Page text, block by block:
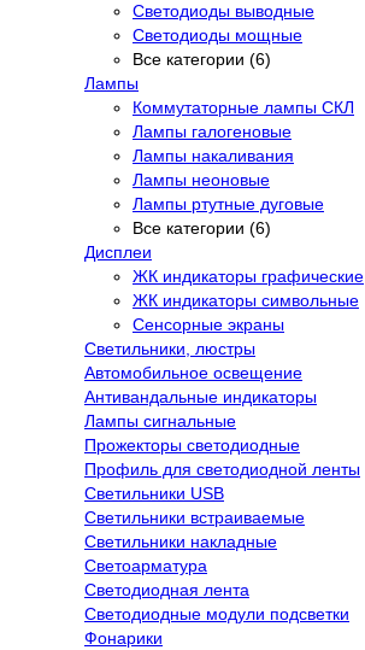
Светодиоды выводные
Светодиоды мощные
Все категории (6)
Лампы
Коммутаторные лампы СКЛ
Лампы галогеновые
Лампы накаливания
Лампы неоновые
Лампы ртутные дуговые
Все категории (6)
Дисплеи
ЖК индикаторы графические
ЖК индикаторы символьные
Сенсорные экраны
Cветильники, люстры
Автомобильное освещение
Антивандальные индикаторы
Лампы сигнальные
Прожекторы светодиодные
Профиль для светодиодной ленты
Светильники USB
Светильники встраиваемые
Светильники накладные
Светоарматура
Светодиодная лента
Светодиодные модули подсветки
Фонарики